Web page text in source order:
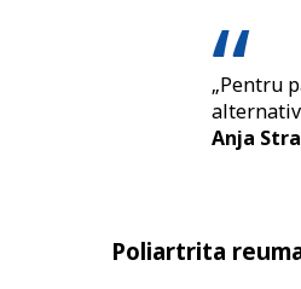
„Pentru
alternativ
Anja
Poliartrita